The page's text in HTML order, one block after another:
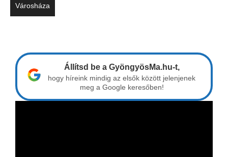
Városháza
Állítsd be a GyöngyösMa.hu-t,
hogy híreink mindig az elsők között jelenjenek
meg a Google keresőben!